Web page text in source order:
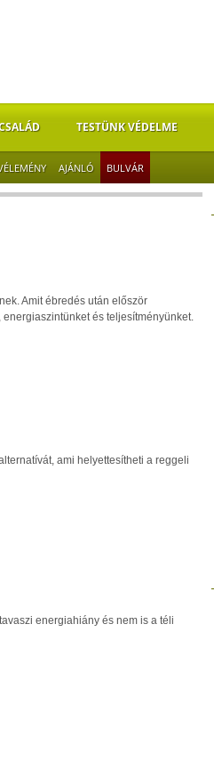
TESTÜNK VÉDELME
AJÁNLÓ BULVÁR
Amit ébredés után először
és teljesítményünket.
ami helyettesítheti a reggeli
energiahiány és nem is a téli